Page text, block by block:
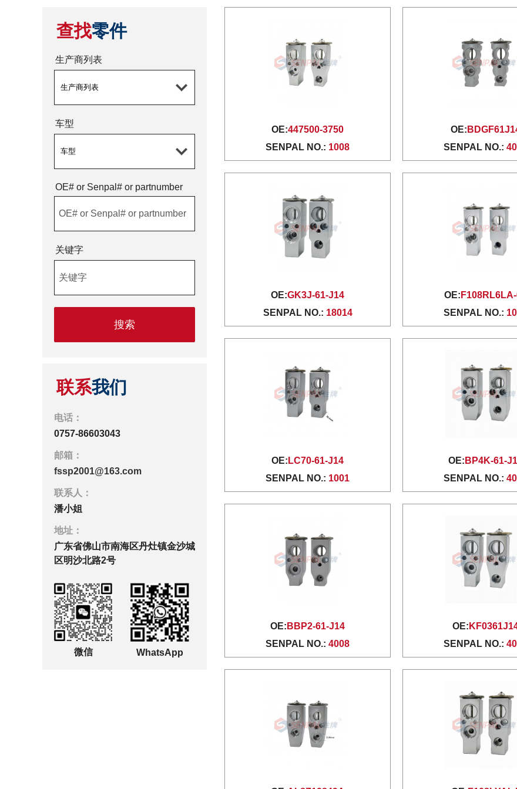
OE:447500-3750
SENPAL NO.: 1008
OE:
SENPAL NO.:
OE:GK3J-61-J14
SENPAL NO.: 18014
OE:
SENPAL NO.:
OE: LC70-61-J14
SENPAL NO.: 1001
OE: BP4K-61-
SENPAL NO.:
OE: BBP2-61-J14
SENPAL NO.: 4008
OE:
SENPAL NO.:
查找零件
生产商列表
车型
OE# or Senpal# or partnumber
OE# or Senpal# or partnumber
关键字
关键字
联系我们
电话：
0757-86603043
邮箱：
fssp2001@163.com
联系人：
潘小姐
地址：
广东省佛山市南海区丹灶镇金沙城
区明沙北路2号
微信 WhatsApp